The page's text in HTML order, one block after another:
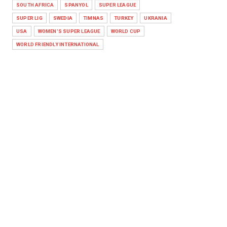
SOUTH AFRICA SPANYOL SUPER LEAGUE
SUPER LIG SWEDIA TIMNAS TURKEY UKRANIA
USA WOMEN'S SUPER LEAGUE WORLD CUP
WORLD FRIENDLY INTERNATIONAL